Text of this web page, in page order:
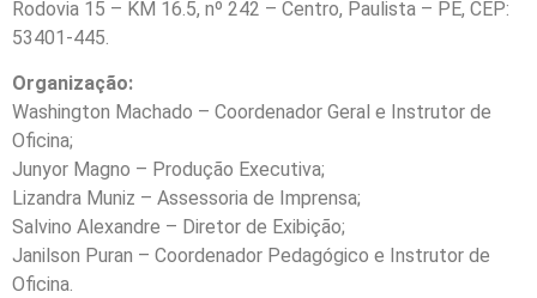
Rodovia 15 – KM 16.5, nº 242 – Centro, Paulista – PE, CEP:
53401-445.
Organização:
Washington Machado – Coordenador Geral e Instrutor de
Oficina;
Junyor Magno – Produção Executiva;
Lizandra Muniz – Assessoria de Imprensa;
Salvino Alexandre – Diretor de Exibição;
Janilson Puran – Coordenador Pedagógico e Instrutor de
Oficina.